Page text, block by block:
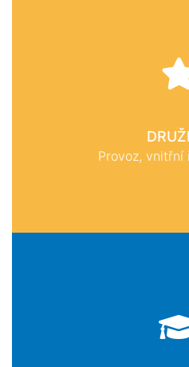
Provoz, vnitřní